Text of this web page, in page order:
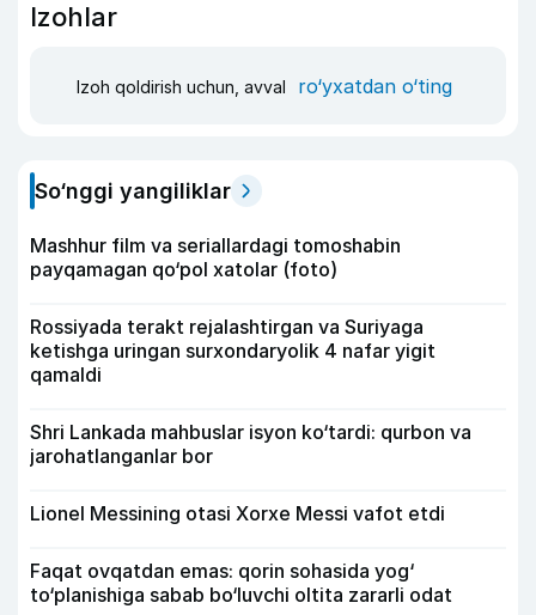
Izohlar
Izoh qoldirish uchun, avval ro‘yxatdan o‘ting
So‘nggi yangiliklar
Mashhur film va seriallardagi tomoshabin
payqamagan qo‘pol xatolar (foto)
Rossiyada terakt rejalashtirgan va Suriyaga
ketishga uringan surxondaryolik 4 nafar yigit
qamaldi
Shri Lankada mahbuslar isyon ko‘tardi: qurbon va
jarohatlanganlar bor
Lionel Messining otasi Xorxe Messi vafot etdi
Faqat ovqatdan emas: qorin sohasida yog‘
to‘planishiga sabab bo‘luvchi oltita zararli odat